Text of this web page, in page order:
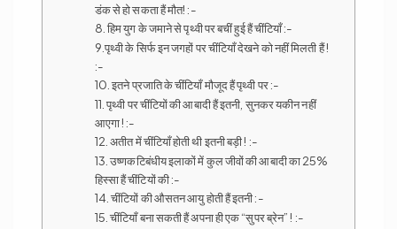
डंक से हो सकता हैं मौत! :-
8. हिम युग के जमाने से पृथ्वी पर बचीं हुई हैं चींटियाँ :-
9.पृथ्वी के सिर्फ इन जगहों पर चींटियाँ देखने को नहीं मिलती हैं !
:-
10. इतने प्रजाति के चींटियाँ मौजूद हैं पृथ्वी पर :-
11. पृथ्वी पर चींटियों की आबादी हैं इतनी, सुनकर यकीन नहीं
आएगा ! :-
12. अतीत में चींटियाँ होती थी इतनी बड़ी ! :-
13. उष्णकटिबंधीय इलाकों में कुल जीवों की आबादी का 25%
हिस्सा हैं चींटियों की :-
14. चींटियों की औसतन आयु होती हैं इतनी :-
15. चींटियाँ बना सकती हैं अपना ही एक “सुपर ब्रेन” ! :-